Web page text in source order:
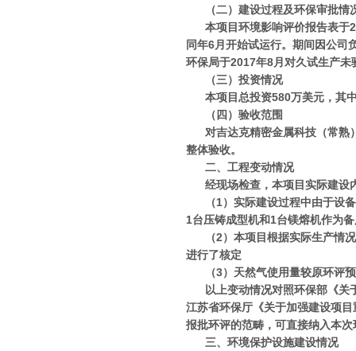
（二）建设过程及环保审批情
本项目环境影响评价报告表
同年6月开始试运行。期间因公司
环保局于2017年8月对久试生产未
（三）投资情况
本项目总投资580万美元，其
（四）验收范围
对吉达克精密金属科技（常熟
整体验收。
二、工程变动情况
经现场检查，本项目实际建设
（1）实际建设过程中由于设
1台压铸成型机和1台镁熔机作为
（2）本项目根据实际生产情
进行了核定
（3）天然气使用量较原环评
以上变动情况对照环保部《
江苏省环保厅《关于加强建设项
报批环评的范畴，可直接纳入本
三、环境保护设施建设情况